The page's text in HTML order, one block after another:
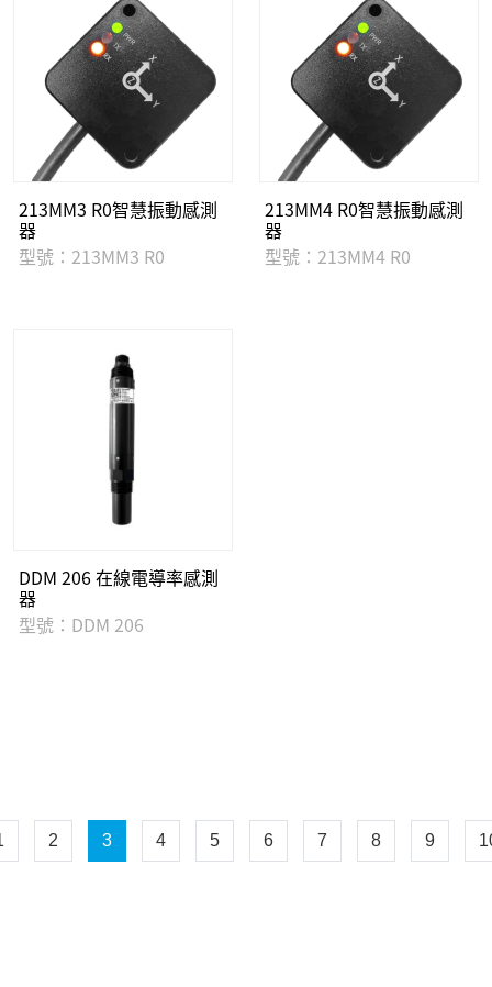
213MM3 R0智慧振動感測
器
型號：213MM3 R0
213MM4 R0智慧振動感測
器
型號：213MM4 R0
DDM 206 在線電導率感測
器
型號：DDM 206
2 3 4 5 6 7 8 9